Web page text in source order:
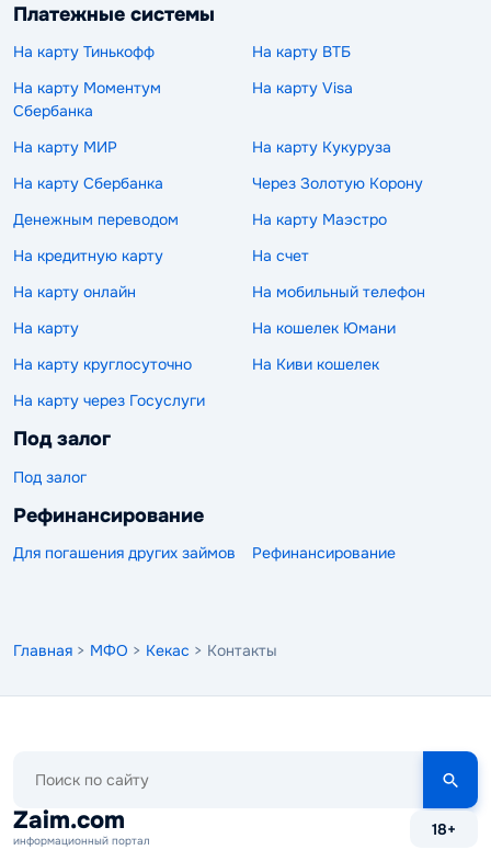
Платежные системы
На карту Тинькофф
На карту ВТБ
На карту Моментум
Сбербанка
На карту Visa
На карту МИР
На карту Кукуруза
На карту Сбербанка
Через Золотую Корону
Денежным переводом
На карту Маэстро
На кредитную карту
На счет
На карту онлайн
На мобильный телефон
На карту
На кошелек Юмани
На карту круглосуточно
На Киви кошелек
На карту через Госуслуги
Под залог
Под залог
Рефинансирование
Для погашения других займов Рефинансирование
Главная > МФО > Кекас > Контакты
сайту
Zaim.com
информационный портал
18+